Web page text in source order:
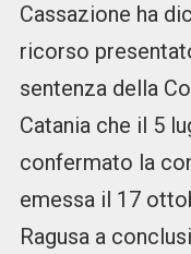
Cassazione ha
ricorso
sentenza della
Catania che il 5
confermato la
emessa il 17
Ragusa a